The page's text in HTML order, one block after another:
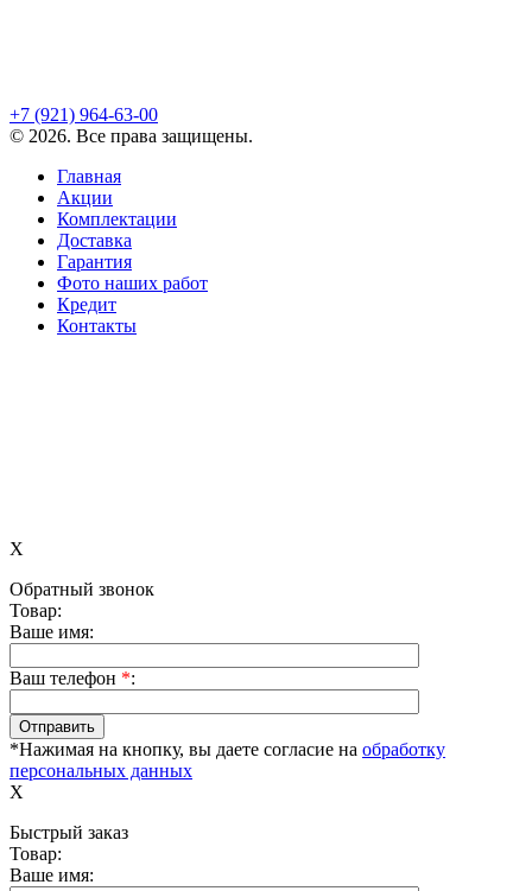
+7 (921) 964-63-00
© 2026. Все права защищены.
Главная
Акции
Комплектации
Доставка
Гарантия
Фото наших работ
Кредит
Контакты
X
Обратный звонок
Товар:
Ваше имя:
Ваш телефон *:
*Нажимая на кнопку, вы даете согласие на обработку
персональных данных
X
Быстрый заказ
Товар:
Ваше имя: